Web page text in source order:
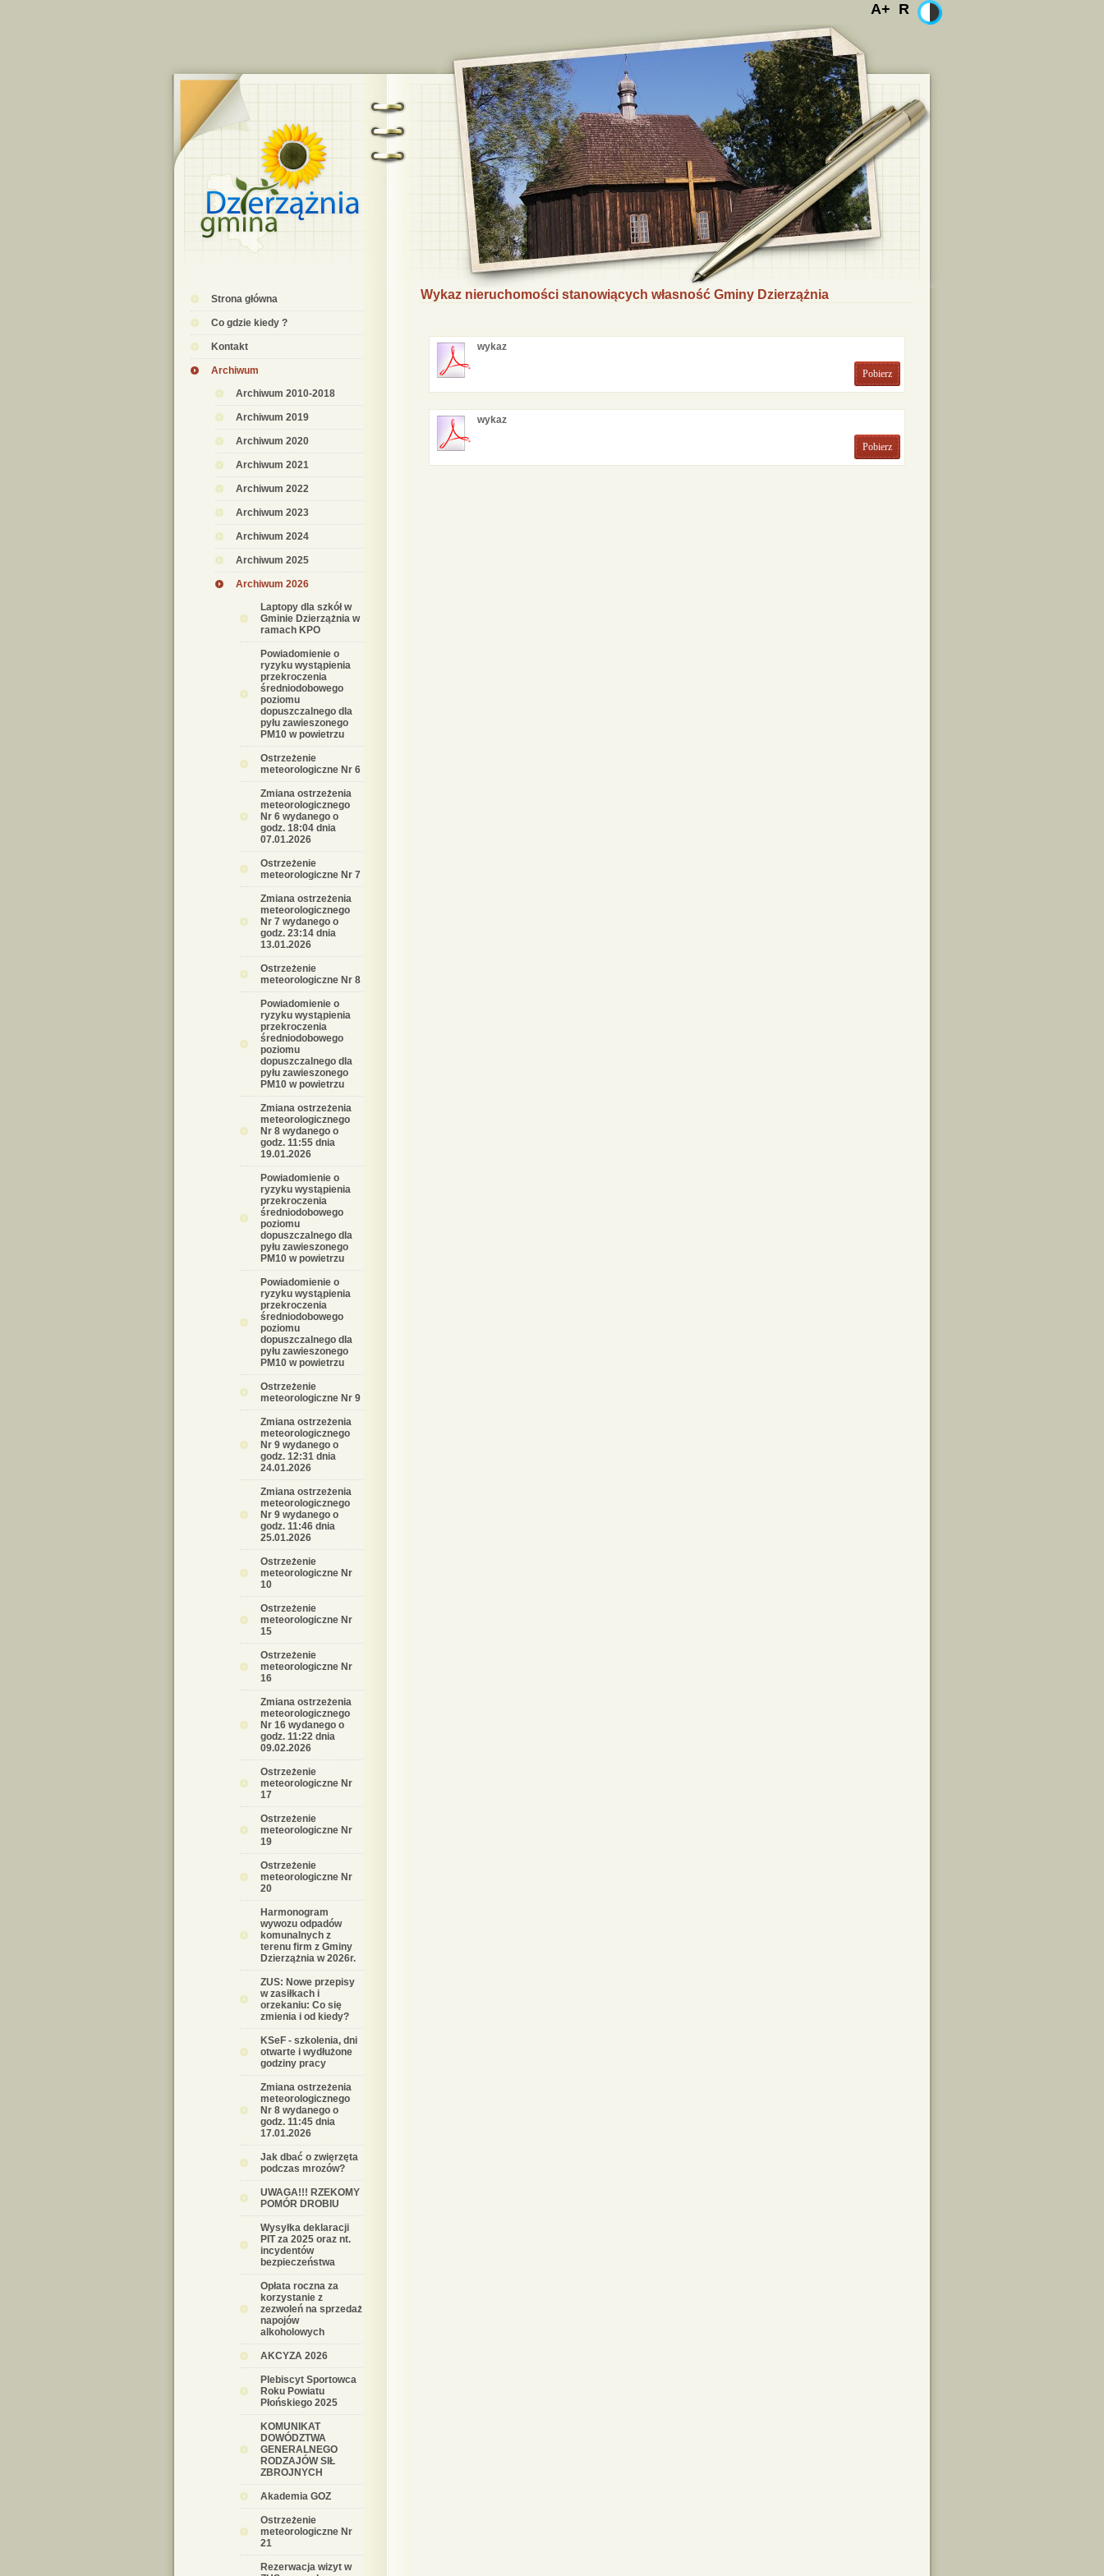
A+ R
Strona główna
Co gdzie kiedy ?
Kontakt
Archiwum
Archiwum 2010-2018
Archiwum 2019
Archiwum 2020
Archiwum 2021
Archiwum 2022
Archiwum 2023
Archiwum 2024
Archiwum 2025
Archiwum 2026
Laptopy dla szkół w
Gminie Dzierzążnia w
ramach KPO
Powiadomienie o
ryzyku wystąpienia
przekroczenia
średniodobowego
poziomu
dopuszczalnego dla
pyłu zawieszonego
PM10 w powietrzu
Ostrzeżenie
meteorologiczne Nr 6
Zmiana ostrzeżenia
meteorologicznego
Nr 6 wydanego o
godz. 18:04 dnia
07.01.2026
Ostrzeżenie
meteorologiczne Nr 7
Zmiana ostrzeżenia
meteorologicznego
Nr 7 wydanego o
godz. 23:14 dnia
13.01.2026
Ostrzeżenie
meteorologiczne Nr 8
Powiadomienie o
ryzyku wystąpienia
przekroczenia
średniodobowego
poziomu
dopuszczalnego dla
pyłu zawieszonego
PM10 w powietrzu
Zmiana ostrzeżenia
meteorologicznego
Nr 8 wydanego o
godz. 11:55 dnia
19.01.2026
Powiadomienie o
ryzyku wystąpienia
przekroczenia
średniodobowego
poziomu
dopuszczalnego dla
pyłu zawieszonego
PM10 w powietrzu
Powiadomienie o
ryzyku wystąpienia
przekroczenia
średniodobowego
poziomu
dopuszczalnego dla
pyłu zawieszonego
PM10 w powietrzu
Ostrzeżenie
meteorologiczne Nr 9
Zmiana ostrzeżenia
meteorologicznego
Nr 9 wydanego o
godz. 12:31 dnia
24.01.2026
Zmiana ostrzeżenia
meteorologicznego
Nr 9 wydanego o
godz. 11:46 dnia
25.01.2026
Ostrzeżenie
meteorologiczne Nr
10
Ostrzeżenie
meteorologiczne Nr
15
Ostrzeżenie
meteorologiczne Nr
16
Zmiana ostrzeżenia
meteorologicznego
Nr 16 wydanego o
godz. 11:22 dnia
09.02.2026
Ostrzeżenie
meteorologiczne Nr
17
Ostrzeżenie
meteorologiczne Nr
19
Ostrzeżenie
meteorologiczne Nr
20
Harmonogram
wywozu odpadów
komunalnych z
terenu firm z Gminy
Dzierzążnia w 2026r.
ZUS: Nowe przepisy
w zasiłkach i
orzekaniu: Co się
zmienia i od kiedy?
KSeF - szkolenia, dni
otwarte i wydłużone
godziny pracy
Zmiana ostrzeżenia
meteorologicznego
Nr 8 wydanego o
godz. 11:45 dnia
17.01.2026
Jak dbać o zwięrzęta
podczas mrozów?
UWAGA!!! RZEKOMY
POMÓR DROBIU
Wysyłka deklaracji
PIT za 2025 oraz nt.
incydentów
bezpieczeństwa
Opłata roczna za
korzystanie z
zezwoleń na sprzedaż
napojów
alkoholowych
AKCYZA 2026
Plebiscyt Sportowca
Roku Powiatu
Płońskiego 2025
KOMUNIKAT
DOWÓDZTWA
GENERALNEGO
RODZAJÓW SIŁ
ZBROJNYCH
Akademia GOZ
Ostrzeżenie
meteorologiczne Nr
21
Rezerwacja wizyt w
Wykaz nieruchomości stanowiących własność Gminy Dzierzążnia
wykaz
Pobierz
wykaz
Pobierz